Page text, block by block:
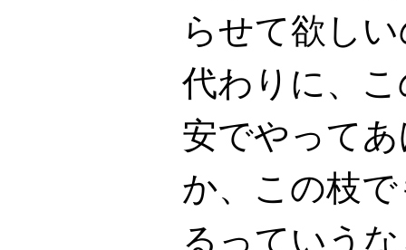
らせて欲し
代わりに、
安でやって
か、この枝
るっていう